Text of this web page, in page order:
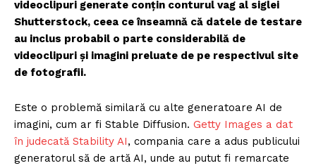
videoclipuri generate conțin conturul vag al siglei
Shutterstock, ceea ce înseamnă că datele de testare
au inclus probabil o parte considerabilă de
videoclipuri și imagini preluate de pe respectivul site
de fotografii.
Este o problemă similară cu alte generatoare AI de
imagini, cum ar fi Stable Diffusion. Getty Images a dat
în judecată Stability AI, compania care a adus publicului
generatorul să de artă AI, unde au putut fi remarcate